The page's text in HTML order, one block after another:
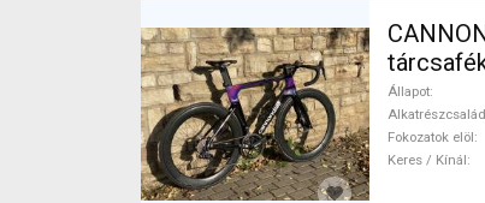
Állapot
Fokozatok elöl
Keres / Kínál